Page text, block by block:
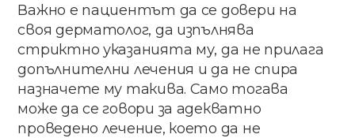
Важно е пациентът да се довери на
своя дерматолог, да изпълнява
стриктно указанията му, да не прилага
допълнителни лечения и да не спира
назначете му такива. Само тогава
може да се говори за адекватно
проведено лечение, което да не